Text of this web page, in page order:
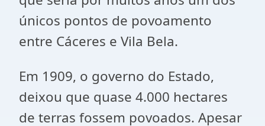
únicos pontos de povoamento
entre Cáceres e Vila Bela.
Em 1909, o governo do Estado,
deixou que quase 4.000 hectares
de terras fossem povoados. Apesar